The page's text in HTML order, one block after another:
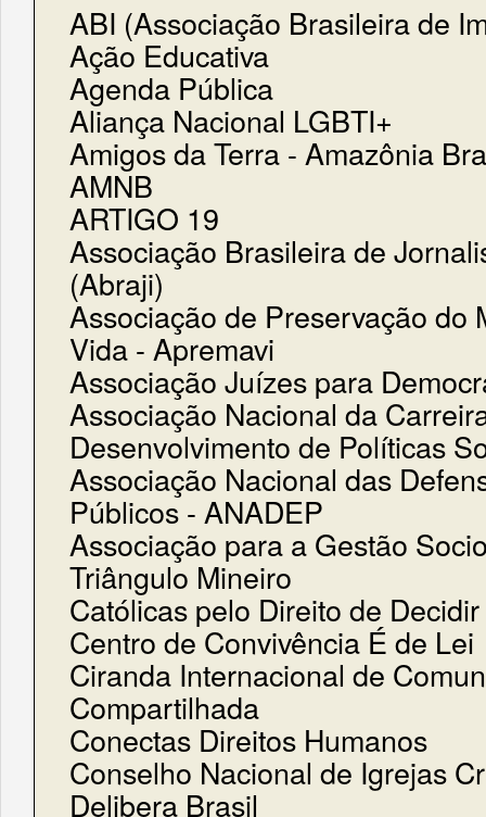
ABI (Associação Brasileira de
Ação Educativa
Agenda Pública
Aliança Nacional LGBTI+
Amigos da Terra - Amazônia
AMNB
ARTIGO 19
Associação Brasileira de
(Abraji)
Associação de Preservação do
Vida - Apremavi
Associação Juízes para
Associação Nacional da
Desenvolvimento de Políticas
Associação Nacional das
Públicos - ANADEP
Associação para a Gestão
Triângulo Mineiro
Católicas pelo Direito de Decidir
Centro de Convivência É de Lei
Ciranda Internacional de
Compartilhada
Conectas Direitos Humanos
Conselho Nacional de Igrejas
Delibera Brasil